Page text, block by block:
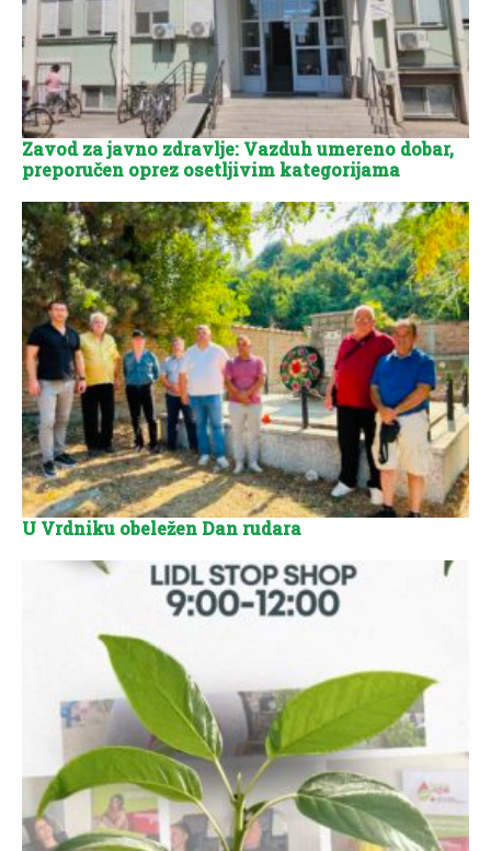
Zavod za javno zdravlje: Vazduh umereno dobar,
preporučen oprez osetljivim kategorijama
U Vrdniku obeležen Dan rudara